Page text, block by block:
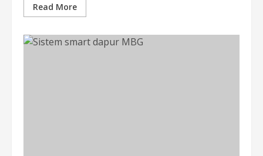
Read More